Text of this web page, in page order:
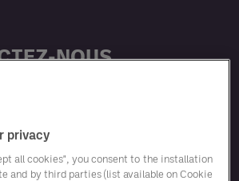
NOUS
privacy
all cookies", you consent to the installation
and by third parties (list available on Cookie